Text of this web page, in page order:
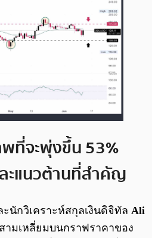
ที่จะพุ่งขึ้น 53%
ะแนวต้านที่สำคัญ
นักวิเคราะห์สกุลเงินดิจิทัล Ali
ามเหลี่ยมบนกราฟราคาของ